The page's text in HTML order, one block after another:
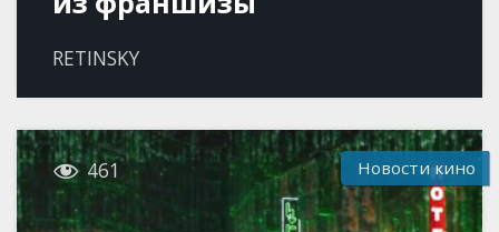
RETINSKY
 461 Новости кино